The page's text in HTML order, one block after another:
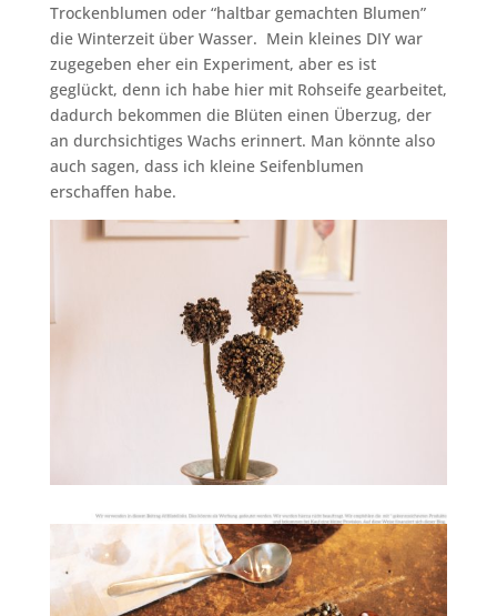
Trockenblumen oder “haltbar gemachten Blumen”
die Winterzeit über Wasser. Mein kleines DIY war
zugegeben eher ein Experiment, aber es ist
geglückt, denn ich habe hier mit Rohseife gearbeitet,
dadurch bekommen die Blüten einen Überzug, der
an durchsichtiges Wachs erinnert. Man könnte also
auch sagen, dass ich kleine Seifenblumen
erschaffen habe.